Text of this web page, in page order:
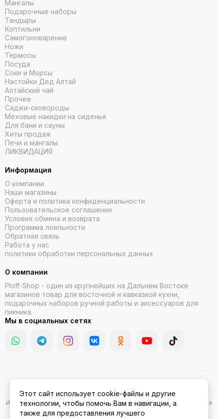
Мангалы
Подарочные наборы
Тандыры
Коптильни
Самогоноварение
Ножи
Термосы
Посуда
Соки и Морсы
Настойки Дед Алтай
Алтайский чай
Прочее
Саджи-сковороды
Меховые накидки на сиденья
Для бани и сауны
Хиты продаж
Печи и мангалы
ЛИКВИДАЦИЯ
Информация
О компании
Наши магазины
Оферта и политика конфиденциальности
Пользовательское соглашение
Условия обмена и возврата
Программа лояльности
Обратная связь
Работа у нас
политики обработки персональных данных
О компании
Ploff-Shop - один из крупнейших на Дальнем Востоке
магазинов товар для восточной и кавказкой кухни,
подарочных наборов ручной работы и аксессуаров для
пикника.
Мы в социальных сетях
Амуре.Карта сайта
Информация на сайте носит ознакомительный характер и не является
публичной офертой.
Этот сайт использует cookie-файлы и другие
технологии, чтобы помочь Вам в навигации, а
также для предоставления лучшего